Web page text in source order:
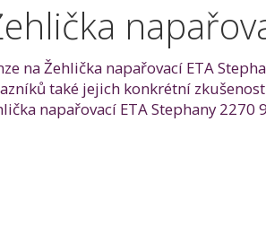
na Žehlička napařovací ETA
také jejich konkrétní
napařovací ETA Stephany 2270